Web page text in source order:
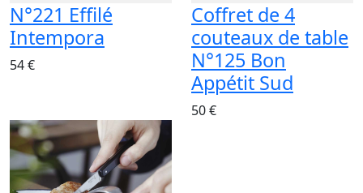
N°221 Effilé
Intempora
54 €
Coffret de 4
couteaux de table
N°125 Bon
Appétit Sud
50 €